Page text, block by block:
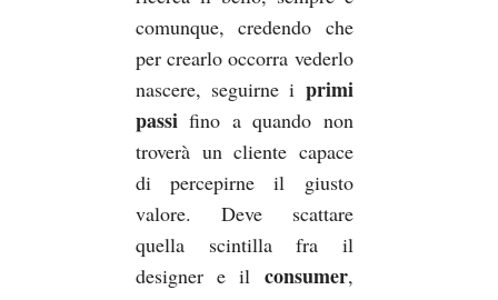
comunque, credendo che
per crearlo occorra vederlo
nascere, seguirne i primi
passifino a quando non
troverà un cliente capace
di percepirne il giusto
valore. Deve scattare
quella scintilla fra il
designer e il consumer,